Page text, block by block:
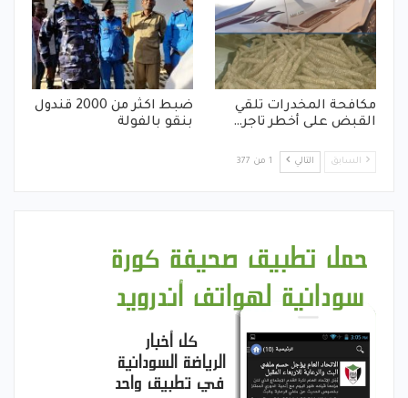
مكافحة المخدرات تلقي
القبض على أخطر تاجر…
ضبط اكثر من 2000 قندول
بنقو بالفولة
السابق التالي 1 من 377